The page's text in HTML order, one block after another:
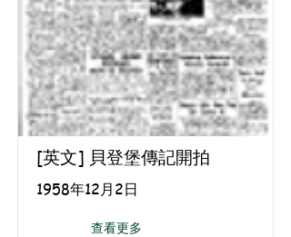
[英文] 貝登堡傳記開拍
1958年12月2日
查看更多